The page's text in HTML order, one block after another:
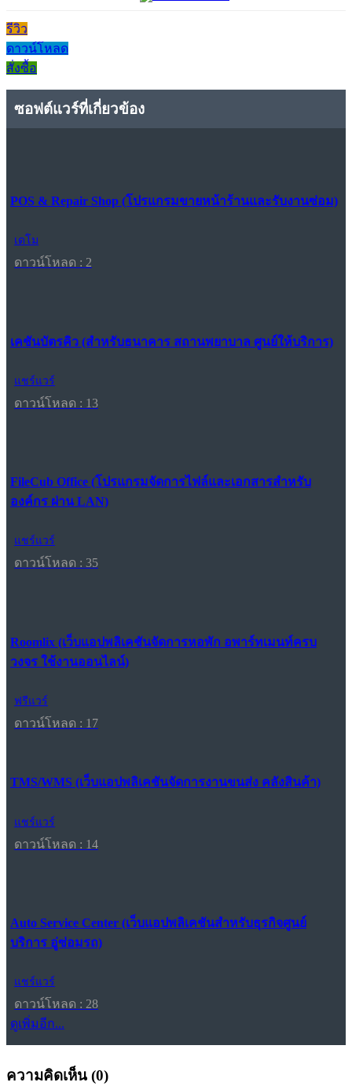
รีวิว
ดาวน์โหลด
สั่งซื้อ
ซอฟต์แวร์ที่เกี่ยวข้อง
POS & Repair Shop (โปรแกรมขายหน้าร้านและรับงานซ่อม)
เดโม
ดาวน์โหลด : 2
เคชันบัตรคิว (สำหรับธนาคาร สถานพยาบาล ศูนย์ให้บริการ)
แชร์แวร์
ดาวน์โหลด : 13
FileCub Office (โปรแกรมจัดการไฟล์และเอกสารสำหรับ
องค์กร ผ่าน LAN)
แชร์แวร์
ดาวน์โหลด : 35
Roomlix (เว็บแอปพลิเคชันจัดการหอพัก อพาร์ทเมนท์ครบ
วงจร ใช้งานออนไลน์)
ฟรีแวร์
ดาวน์โหลด : 17
TMS/WMS (เว็บแอปพลิเคชันจัดการงานขนส่ง คลังสินค้า)
แชร์แวร์
ดาวน์โหลด : 14
Auto Service Center (เว็บแอปพลิเคชันสำหรับธุรกิจศูนย์
บริการ อู่ซ่อมรถ)
แชร์แวร์
ดาวน์โหลด : 28
ดูเพิ่มอีก...
ความคิดเห็น (0)